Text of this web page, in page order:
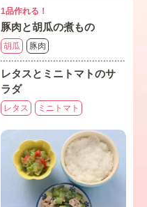
1品作れる！
豚肉と胡瓜の煮もの
胡瓜 豚肉
レタスとミニトマトのサ
ラダ
レタス ミニトマト